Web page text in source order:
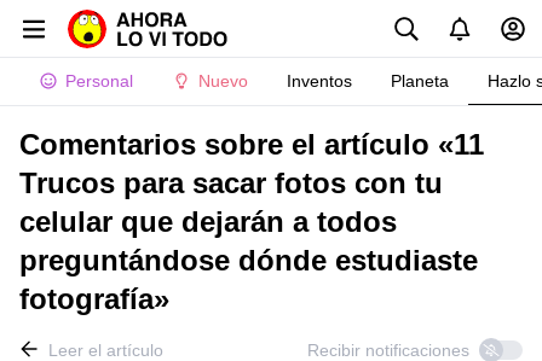
Personal Nuevo Inventos Planeta Hazlo
Comentarios sobre el artículo «11
Trucos para sacar fotos con tu
celular que dejarán a todos
preguntándose dónde estudiaste
fotografía»
Leer el artículo Recibir notificaciones